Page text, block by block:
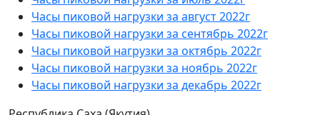
Часы пиковой нагрузки за август 2022г
Часы пиковой нагрузки за сентябрь 2022г
Часы пиковой нагрузки за октябрь 2022г
Часы пиковой нагрузки за ноябрь 2022г
Часы пиковой нагрузки за декабрь 2022г